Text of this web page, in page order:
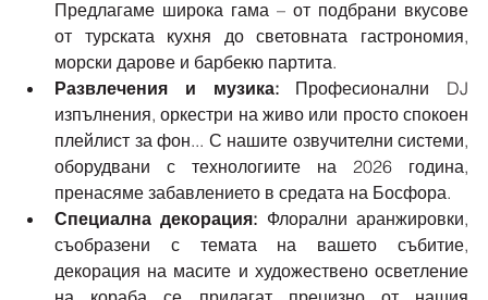
Предлагаме широка гама – от подбрани вкусове
от турската кухня до световната гастрономия,
морски дарове и барбекю партита.
Развлечения и музика: Професионални DJ
изпълнения, оркестри на живо или просто спокоен
плейлист за фон... С нашите озвучителни системи,
оборудвани с технологиите на 2026 година,
пренасяме забавлението в средата на Босфора.
Специална декорация: Флорални аранжировки,
съобразени с темата на вашето събитие,
декорация на масите и художествено осветление